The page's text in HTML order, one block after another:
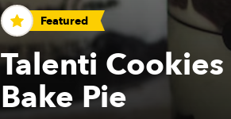
Featured
Talenti
Bake Pie